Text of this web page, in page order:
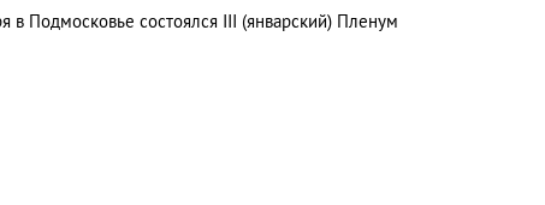
в Подмосковье состоялся III (январский) Пленум